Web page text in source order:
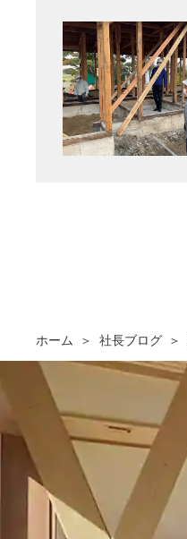
ホーム 社長ブログ